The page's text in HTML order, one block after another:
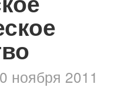
ноября 2011